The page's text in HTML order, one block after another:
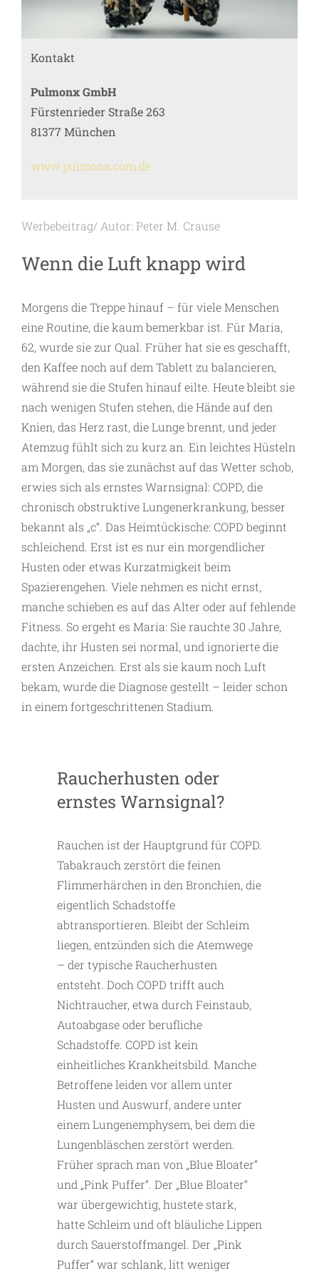
Kontakt
Pulmonx GmbH
Fürstenrieder Straße 263
81377 München
www.pulmonx.com.de
Werbebeitrag/ Autor: Peter M. Crause
Wenn die Luft knapp wird
Morgens die Treppe hinauf – für ­viele Menschen
eine Routine, die kaum bemerkbar ist. Für Maria,
62, wurde sie zur Qual. Früher hat sie es geschafft,
den Kaffee noch auf dem Tablett zu balancieren,
während sie die Stufen hinauf eilte. ­Heute bleibt sie
nach wenigen Stufen stehen, die Hände auf den
Knien, das Herz rast, die Lunge brennt, und jeder
Atemzug fühlt sich zu kurz an. Ein leichtes Hüsteln
am Morgen, das sie zunächst auf das Wetter schob,
erwies sich als ernstes Warnsignal: COPD, die
chronisch obstruktive Lungenerkrankung, besser
bekannt als „c“. Das Heimtückische: COPD beginnt
schleichend. Erst ist es nur ein morgendlicher
Husten oder etwas Kurzatmigkeit beim
Spazierengehen. Viele nehmen es nicht ernst,
manche schieben es auf das Alter oder auf fehlende
Fitness. So ergeht es Maria: Sie rauchte 30 Jahre,
dachte, ihr Husten sei normal, und ignorierte die
ersten Anzeichen. Erst als sie kaum noch Luft
bekam, wurde die Diagnose gestellt – leider schon
in einem fortgeschrittenen Stadium.
Raucherhusten oder
ernstes Warnsignal?
Rauchen ist der Hauptgrund für COPD.
Tabakrauch zerstört die feinen
Flimmerhärchen in den Bronchien, die
eigentlich Schadstoffe
abtransportieren. Bleibt der Schleim
liegen, entzünden sich die Atemwege
– der typische Raucherhusten
entsteht. Doch COPD trifft auch
Nichtraucher, etwa durch Feinstaub,
Autoabgase oder berufliche
Schadstoffe. COPD ist kein
einheitliches Krankheitsbild. Manche
Betroffene leiden vor allem unter
Husten und Auswurf, andere unter
einem Lungenemphysem, bei dem die
Lungenbläschen zerstört werden.
Früher sprach man von „Blue Bloater“
und „Pink Puffer“. Der „Blue Bloater“
war übergewichtig, hustete stark,
hatte Schleim und oft bläuliche Lippen
durch Sauerstoffmangel. Der „Pink
Puffer“ war schlank, litt weniger